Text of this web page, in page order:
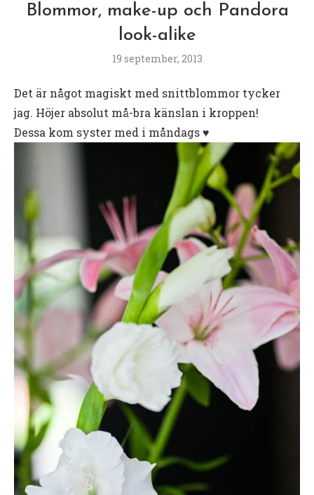
Blommor, make-up och Pandora
look-alike
19 september, 2013
Det är något magiskt med snittblommor tycker
jag. Höjer absolut må-bra känslan i kroppen!
Dessa kom syster med i måndags ♥